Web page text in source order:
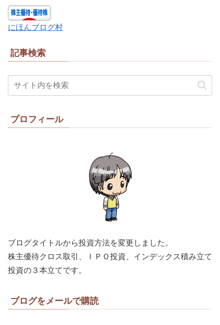
にほんブログ村
記事検索
プロフィール
ブログタイトルから投資方法を変更しました。
株主優待クロス取引、ＩＰＯ投資、インデックス積み立て
投資の３本立てです。
ブログをメールで購読